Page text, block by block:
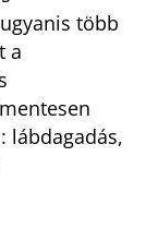
több
a
lábdagadás,